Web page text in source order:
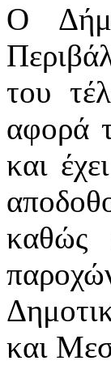
Ο
του
αφορά
και
καθώς
και